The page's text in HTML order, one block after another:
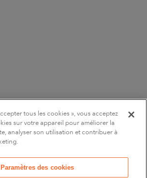
par la Société des Avis Garantis,cliquez ici
tous les cookies », vous acceptez
sur votre appareil pour améliorer la
analyser son utilisation et contribuer à
Paramètres des cookies